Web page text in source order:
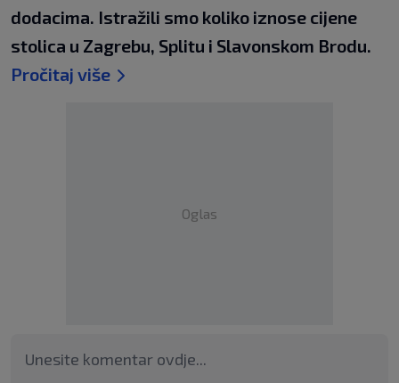
dodacima. Istražili smo koliko iznose cijene
stolica u Zagrebu, Splitu i Slavonskom Brodu.
Pročitaj više
Oglas